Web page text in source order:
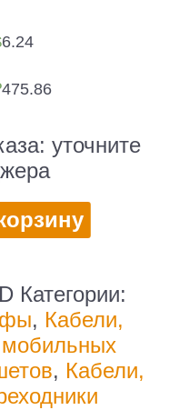
6.24
475.86
уточните
Категории:
, Кабели,
, Кабели,